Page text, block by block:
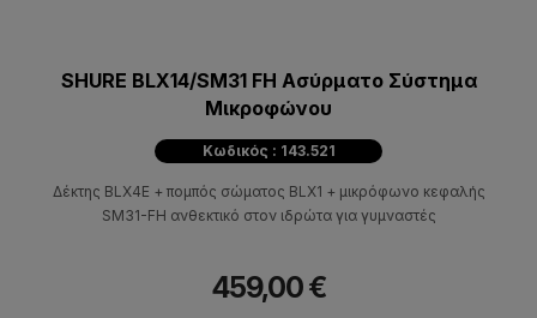
SHURE BLX14/SM31 FH Ασύρματο Σύστημα
Μικροφώνου
Κωδικός : 143.521
Δέκτης BLX4E + πομπός σώματος BLX1 + μικρόφωνο κεφαλής
SM31-FH ανθεκτικό στον ιδρώτα για γυμναστές
459,00 €